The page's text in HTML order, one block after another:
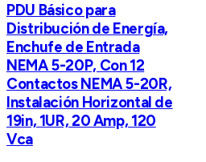
PDU Básico para
Distribución de Energía,
Enchufe de Entrada
NEMA 5-20P, Con 12
Contactos NEMA 5-20R,
Instalación Horizontal de
19in, 1UR, 20 Amp, 120
Vca